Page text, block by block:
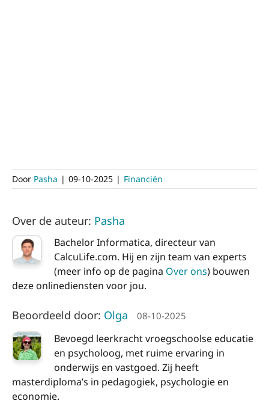
Door Pasha | 09-10-2025 | Financiën
Over de auteur: Pasha
Bachelor Informatica, directeur van
CalcuLife.com. Hij en zijn team van experts
(meer info op de pagina Over ons) bouwen
deze onlinediensten voor jou.
Beoordeeld door: Olga 08-10-2025
Bevoegd leerkracht vroegschoolse educatie
en psycholoog, met ruime ervaring in
onderwijs en vastgoed. Zij heeft
masterdiploma’s in pedagogiek, psychologie en
economie.